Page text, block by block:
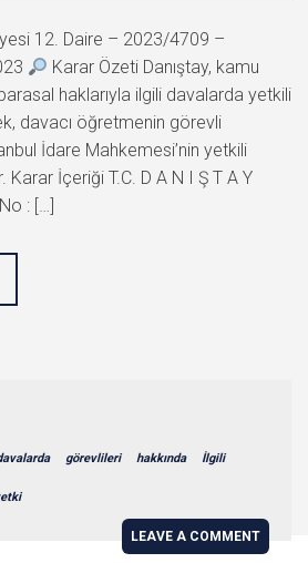
12. Daire – 2023/4709 –
Karar Özeti Danıştay, kamu
haklarıyla ilgili davalarda yetkili
davacı öğretmenin görevli
İdare Mahkemesi’nin yetkili
İçeriği T.C. D A N I Ş T A Y
: […]
görevlileri hakkında İlgili
LEAVE A COMMENT